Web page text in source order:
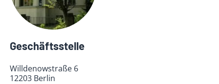
Geschäftsstelle
Willdenowstraße 6
12203 Berlin